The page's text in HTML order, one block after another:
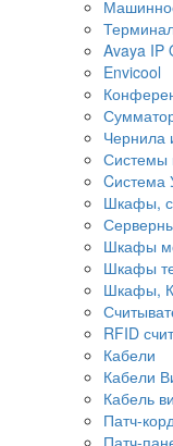
Avaya IP
Envicool
Чернила
Системы
Cистема
Шкафы,
Шкафы
Шкафы
Шкафы,
RFID
Кабели
Кабели
Кабель
Патч-
Патч-